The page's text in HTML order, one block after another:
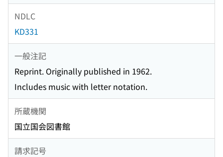
NDLC
KD331
一般注記
Reprint. Originally published in 1962.
Includes music with letter notation.
所蔵機関
国立国会図書館
請求記号